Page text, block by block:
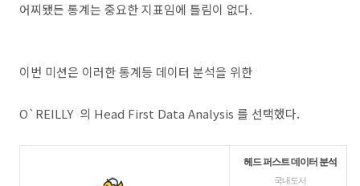
어찌됐든 통계는 중요한 지표임에 틀림이 없다.
이번 미션은 이러한 통계등 데이터 분석을 위한
O`REILLY 의 Head First Data Analysis 를 선택했다.
헤드 퍼스트 데이터 분석
국내도서